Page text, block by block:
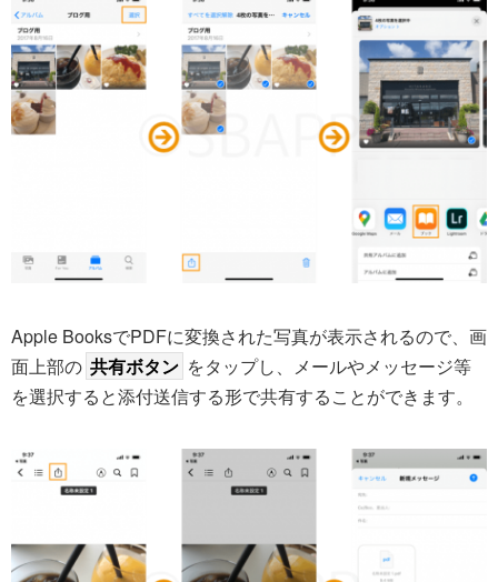
Apple BooksでPDFに変換された写真が表示されるので、画
面上部の 共有ボタン をタップし、メールやメッセージ等
を選択すると添付送信する形で共有することができます。